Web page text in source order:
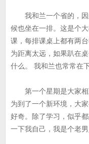
我和兰一个省的，因
候也坐在一排。这是个
课，每排课桌上都有两
为距离太远，如果趴在
什么。 我和兰也常常在
第一个星期是大家相
为到了一个新环境，大
好奇。除了学习，似乎
一下我自己，我是个老